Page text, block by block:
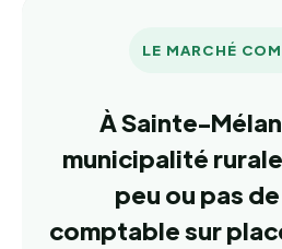
LE MARCHÉ
À Sainte-
municipalité
peu ou pas
comptable sur